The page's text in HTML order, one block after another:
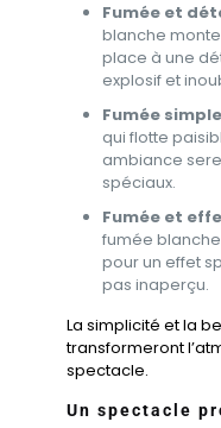
Fumée et
blanche
place à une
explosif et
Fumée
qui flotte
ambiance
spéciaux.
Fumée et
fumée
pour un effet
pas inaperçu.
La simplicité et la
transformeront
spectacle.
Un spectacle